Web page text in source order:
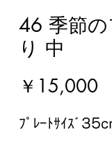
46 季節
り 中
￥15,000
ﾌﾟﾚｰﾄｻｲｽﾞ